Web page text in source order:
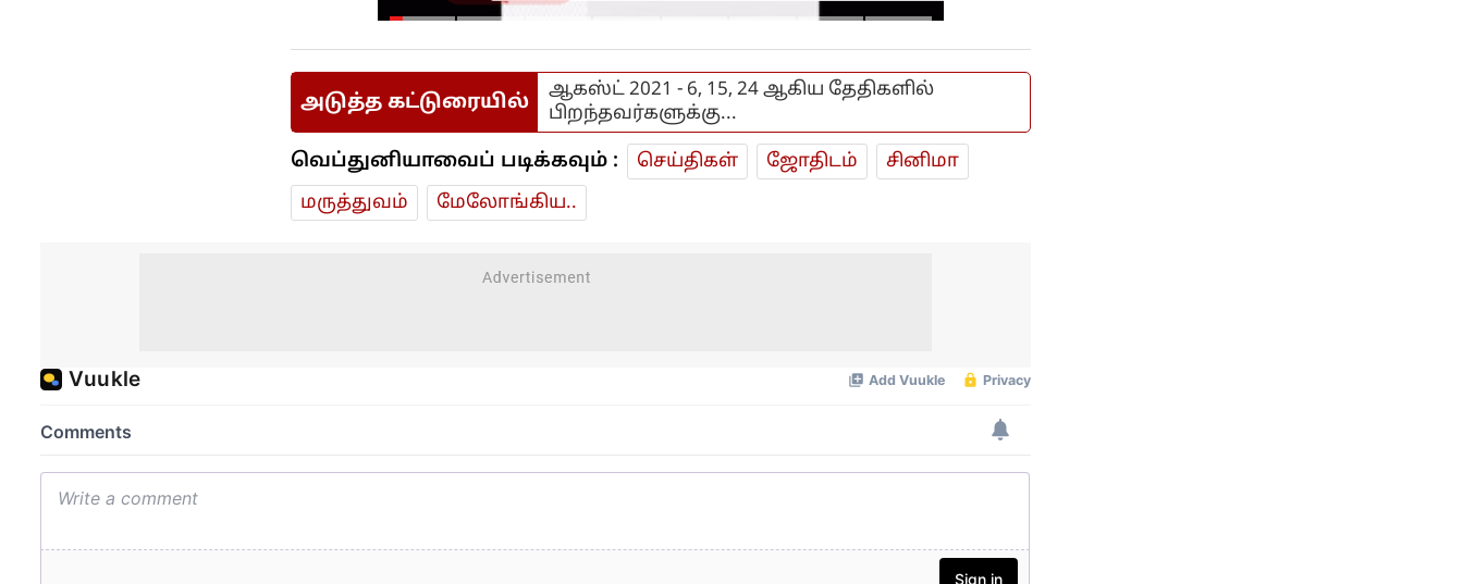
அடுத்த கட்டுரையில்
ஆகஸ்ட் 2021 - 6, 15, 24 ஆகிய தேதிகளில்
பிறந்தவர்களுக்கு...
வெப்துனியாவைப் படிக்கவும் : செய்திகள் ஜோ‌திட‌ம்
சினிமா
மரு‌த்துவ‌ம்
மேலோங்கிய..